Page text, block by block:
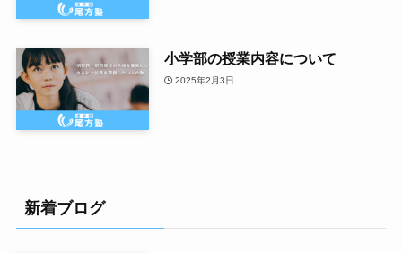
小学部の授業内容について
2025年2月3日
新着ブログ